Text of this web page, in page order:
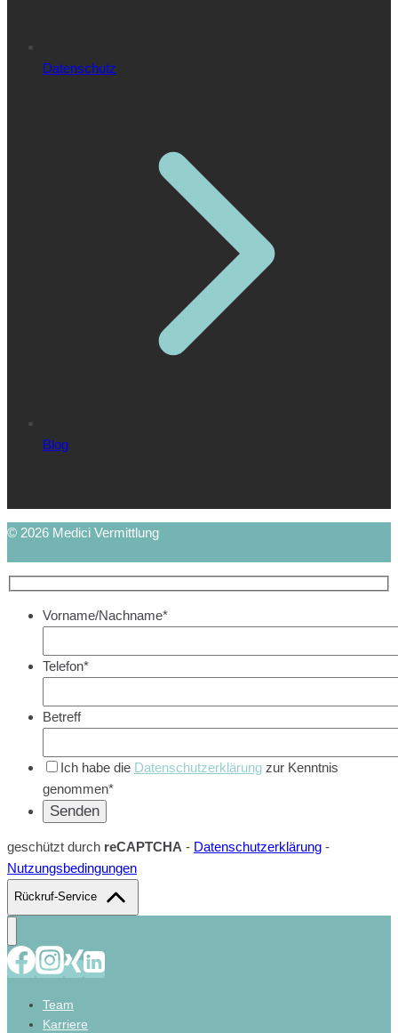
Datenschutz
Blog
© 2026 Medici Vermittlung
Vorname/Nachname*
Telefon*
Betreff
Ich habe die Datenschutzerklärung zur Kenntnis
genommen*
geschützt durch reCAPTCHA - Datenschutzerklärung -
Nutzungsbedingungen
Rückruf-Service
Team
Karriere